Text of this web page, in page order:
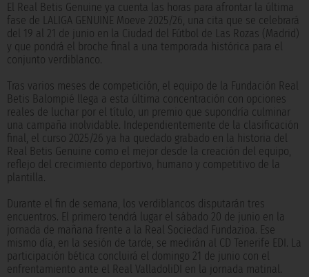
El Real Betis Genuine ya cuenta las horas para afrontar la última
fase de LALIGA GENUINE Moeve 2025/26, una cita que se celebrará
del 19 al 21 de junio en la Ciudad del Fútbol de Las Rozas (Madrid)
y que pondrá el broche final a una temporada histórica para el
conjunto verdiblanco.
Tras varios meses de competición, el equipo de la Fundación Real
Betis Balompié llega a esta última concentración con opciones
reales de luchar por el título, un premio que supondría culminar
una campaña inolvidable. Independientemente de la clasificación
final, el curso 2025/26 ya ha quedado grabado en la historia del
Real Betis Genuine como el mejor desde la creación del equipo,
reflejo del crecimiento deportivo, humano y competitivo de la
plantilla.
Durante el fin de semana, los verdiblancos disputarán tres
encuentros. El primero tendrá lugar el sábado 20 de junio en la
jornada de mañana frente a la Real Sociedad Fundazioa. Ese
mismo día, en la sesión de tarde, se medirán al CD Tenerife EDI. La
participación bética concluirá el domingo 21 de junio con el
enfrentamiento ante el Real ValladoliDI en la jornada matinal.